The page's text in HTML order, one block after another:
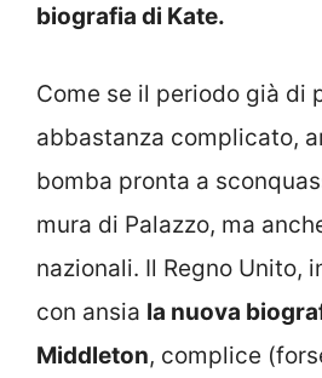
biografia di Kate.
Come se il periodo già di
abbastanza complicato,
bomba pronta a
mura di Palazzo, ma
nazionali. Il Regno Unito,
con ansia la nuova
Middleton, complice